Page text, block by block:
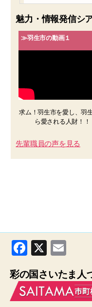
魅力・情報発信シ
≫羽生市の動画１
求ム！羽生市を愛し、羽
ら愛される人財！！
先輩職員の声を見る
F
c
e
X
ail
彩の国さいたま人